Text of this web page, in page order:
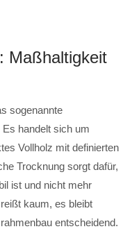
Maßhaltigkeit
sogenannte
handelt sich um
Vollholz mit definierten
Trocknung sorgt dafür,
ist und nicht mehr
kaum, es bleibt
entscheidend.